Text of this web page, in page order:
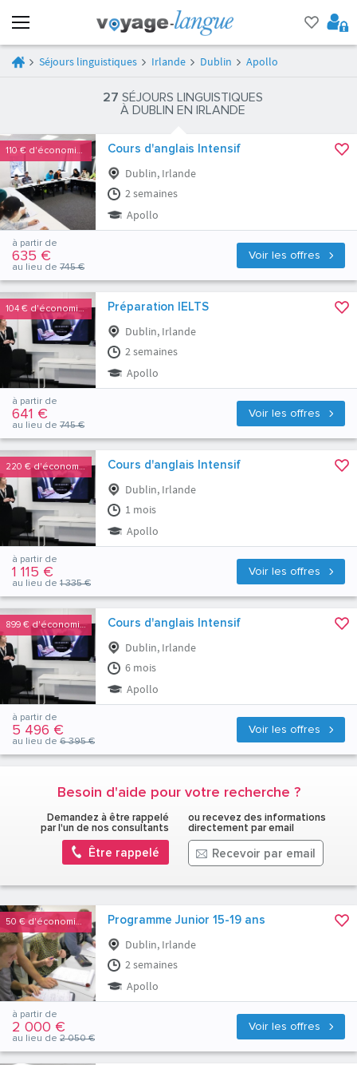
Séjours linguistiques Irlande Dublin Apollo
27 SÉJOURS LINGUISTIQUES
À DUBLIN EN IRLANDE
110 € d'économies Cours d'anglais Intensif
Dublin, Irlande
2 semaines
Apollo
Voir les offres
à partir de
635 €
au lieu de 745 €
104 € d'économies Préparation IELTS
Dublin, Irlande
2 semaines
Apollo
Voir les offres
à partir de
641 €
au lieu de 745 €
220 €d'économies Cours d'anglais Intensif
Dublin, Irlande
1 mois
Apollo
Voir les offres
à partir de
1 115 €
au lieu de 1 335 €
899 €d'économies Cours d'anglais Intensif
Dublin, Irlande
6 mois
Apollo
Voir les offres
à partir de
5 496 €
au lieu de 6 395 €
Besoin d'aide pour votre recherche ?
Demandez à être rappelé
par l'un de nos consultants
Être rappelé
ou recevez des informations
directement par email
Recevoir par email
50 €d'économies Programme Junior 15-19 ans
Dublin, Irlande
2 semaines
Apollo
Voir les offres
à partir de
2 000 €
au lieu de 2 050 €